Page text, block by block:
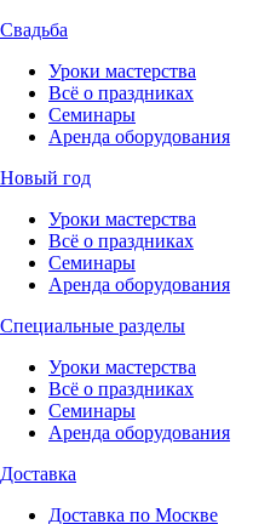
Свадьба
Уроки мастерства
Всё о праздниках
Семинары
Аренда оборудования
Новый год
Уроки мастерства
Всё о праздниках
Семинары
Аренда оборудования
Специальные разделы
Уроки мастерства
Всё о праздниках
Семинары
Аренда оборудования
Доставка
Доставка по Москве